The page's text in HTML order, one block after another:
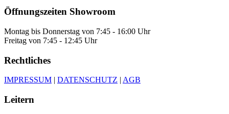
Öffnungszeiten Showroom
Montag bis Donnerstag von 7:45 - 16:00 Uhr
Freitag von 7:45 - 12:45 Uhr
Rechtliches
IMPRESSUM | DATENSCHUTZ | AGB
Leitern